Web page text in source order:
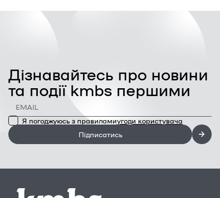
Дізнавайтесь про новини
та події kmbs першими
Я погоджуюсь з правиламиугоди користувача
Підписатись